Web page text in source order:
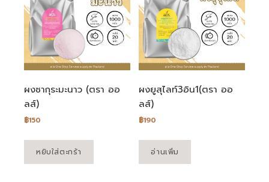
ผงซากุระมะนาว (ตรา ออ
ลส์)
฿150
หยิบใส่ตะกร้า
ผงยูสุไลท์3อิน1(ตรา ออ
ลส์)
฿190
อ่านเพิ่ม